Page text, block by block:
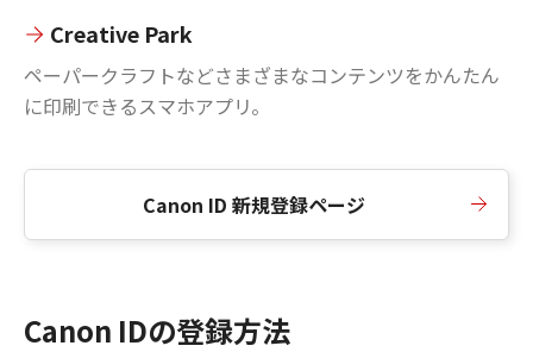
Creative Park
ペーパークラフトなどさまざまなコンテンツをかんたん
に印刷できるスマホアプリ。
Canon ID 新規登録ページ
Canon IDの登録方法